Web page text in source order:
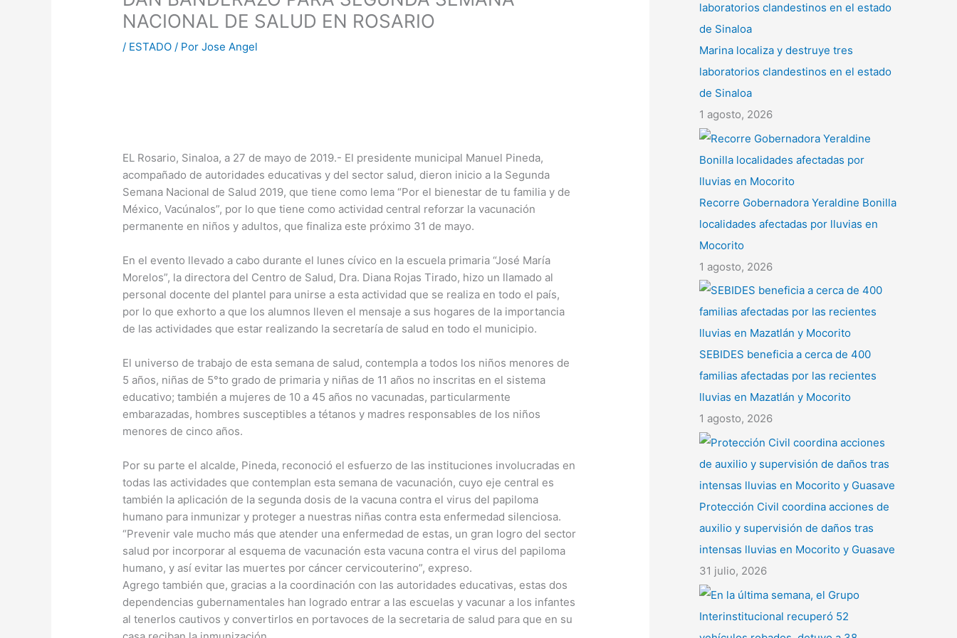
NACIONAL DE SALUD EN ROSARIO
/ ESTADO / PorJose Angel
EL Rosario, Sinaloa, a 27 de mayo de 2019.- El presidente municipal Manuel Pineda,
acompañado de autoridades educativas y del sector salud, dieron inicio a la Segunda
Semana Nacional de Salud 2019, que tiene como lema “Por el bienestar de tu familia y de
México, Vacúnalos”, por lo que tiene como actividad central reforzar la vacunación
permanente en niños y adultos, que finaliza este próximo 31 de mayo.
En el evento llevado a cabo durante el lunes cívico en la escuela primaria “José María
Morelos”, la directora del Centro de Salud, Dra. Diana Rojas Tirado, hizo un llamado al
personal docente del plantel para unirse a esta actividad que se realiza en todo el país,
por lo que exhorto a que los alumnos lleven el mensaje a sus hogares de la importancia
de las actividades que estar realizando la secretaría de salud en todo el municipio.
El universo de trabajo de esta semana de salud, contempla a todos los niños menores de
5 años, niñas de 5°to grado de primaria y niñas de 11 años no inscritas en el sistema
educativo; también a mujeres de 10 a 45 años no vacunadas, particularmente
embarazadas, hombres susceptibles a tétanos y madres responsables de los niños
menores de cinco años.
Por su parte el alcalde, Pineda, reconoció el esfuerzo de las instituciones involucradas en
todas las actividades que contemplan esta semana de vacunación, cuyo eje central es
también la aplicación de la segunda dosis de la vacuna contra el virus del papiloma
humano para inmunizar y proteger a nuestras niñas contra esta enfermedad silenciosa.
“Prevenir vale mucho más que atender una enfermedad de estas, un gran logro del sector
salud por incorporar al esquema de vacunación esta vacuna contra el virus del papiloma
humano, y así evitar las muertes por cáncer cervicouterino”, expreso.
Agrego también que, gracias a la coordinación con las autoridades educativas, estas dos
dependencias gubernamentales han logrado entrar a las escuelas y vacunar a los infantes
al tenerlos cautivos y convertirlos en portavoces de la secretaria de salud para que en su
Marina localiza y destruye tres
laboratorios clandestinos en el estado
de Sinaloa
1 agosto, 2026
Recorre Gobernadora Yeraldine Bonilla
localidades afectadas por lluvias en
Mocorito
1 agosto, 2026
SEBIDES beneficia a cerca de 400
familias afectadas por las recientes
lluvias en Mazatlán y Mocorito
1 agosto, 2026
Protección Civil coordina acciones de
auxilio y supervisión de daños tras
intensas lluvias en Mocorito y Guasave
31 julio, 2026